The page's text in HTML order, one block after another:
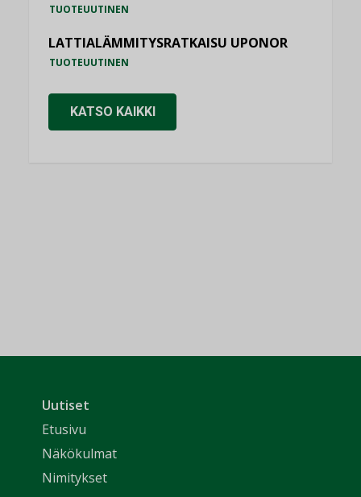
TUOTEUUTINEN
LATTIALÄMMITYSRATKAISU UPONOR
TUOTEUUTINEN
KATSO KAIKKI
Uutiset
Etusivu
Näkökulmat
Nimitykset